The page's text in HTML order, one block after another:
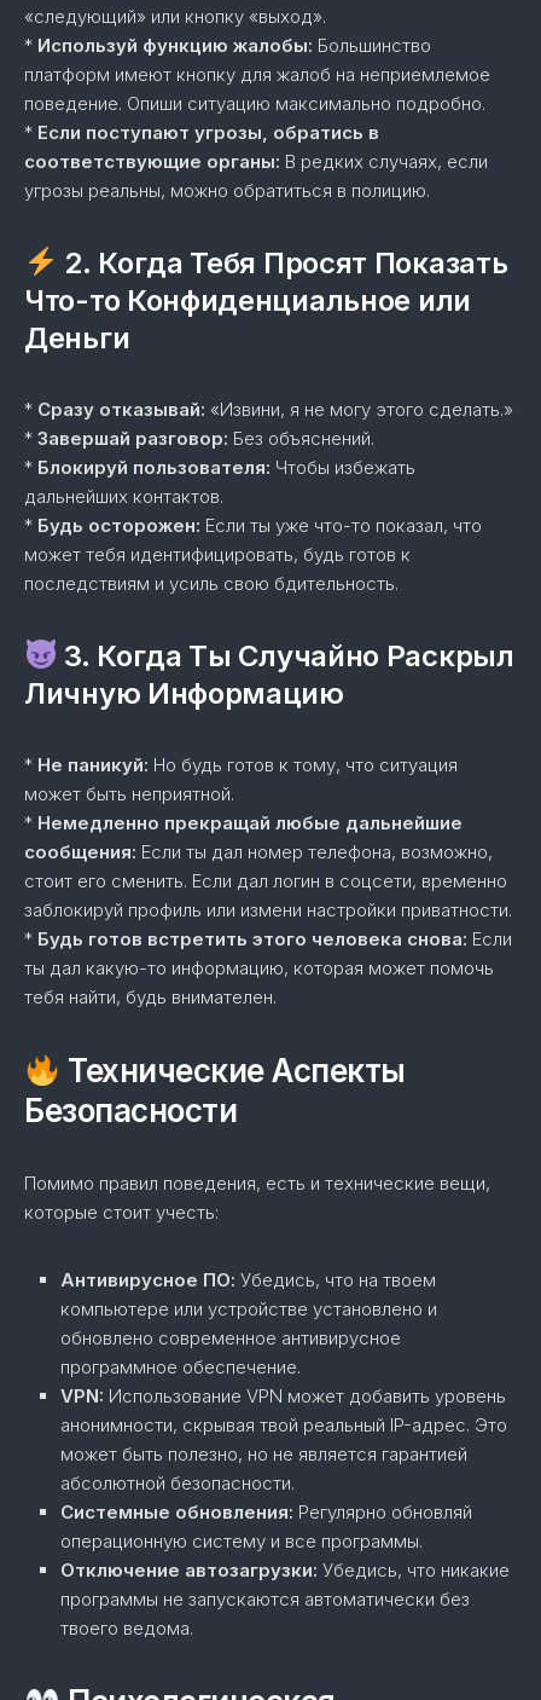
«следующий» или кнопку «выход».
* Используй функцию жалобы: Большинство
платформ имеют кнопку для жалоб на неприемлемое
поведение. Опиши ситуацию максимально подробно.
* Если поступают угрозы, обратись в
соответствующие органы: В редких случаях, если
угрозы реальны, можно обратиться в полицию.
2. Когда Тебя Просят Показать
Что-то Конфиденциальное или
Деньги
* Сразу отказывай: «Извини, я не могу этого сделать.»
* Завершай разговор: Без объяснений.
* Блокируй пользователя: Чтобы избежать
дальнейших контактов.
* Будь осторожен: Если ты уже что-то показал, что
может тебя идентифицировать, будь готов к
последствиям и усиль свою бдительность.
3. Когда Ты Случайно Раскрыл
Личную Информацию
* Не паникуй: Но будь готов к тому, что ситуация
может быть неприятной.
* Немедленно прекращай любые дальнейшие
сообщения: Если ты дал номер телефона, возможно,
стоит его сменить. Если дал логин в соцсети, временно
заблокируй профиль или измени настройки приватности.
* Будь готов встретить этого человека снова: Если
ты дал какую-то информацию, которая может помочь
тебя найти, будь внимателен.
Технические Аспекты
Безопасности
Помимо правил поведения, есть и технические вещи,
которые стоит учесть:
Антивирусное ПО: Убедись, что на твоем
компьютере или устройстве установлено и
обновлено современное антивирусное
программное обеспечение.
VPN: Использование VPN может добавить уровень
анонимности, скрывая твой реальный IP-адрес. Это
может быть полезно, но не является гарантией
абсолютной безопасности.
Системные обновления: Регулярно обновляй
операционную систему и все программы.
Отключение автозагрузки: Убедись, что никакие
программы не запускаются автоматически без
твоего ведома.